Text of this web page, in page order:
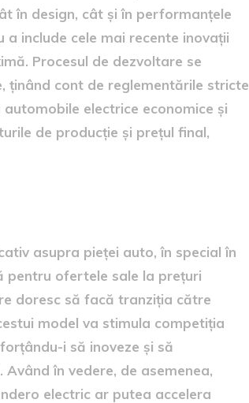
în design, cât și în performanțele
include cele mai recente inovații
Procesul de dezvoltare se
ținând cont de reglementările stricte
electrice economice și
de producție și prețul final,
asupra pieței auto, în special în
pentru ofertele sale la prețuri
doresc să facă tranziția către
model va stimula competiția
i să inoveze și să
în vedere, de asemenea,
electric ar putea accelera